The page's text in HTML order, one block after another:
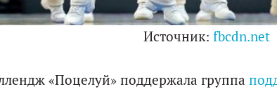
Источник:fbcdn.net
«Поцелуй» поддержала группа